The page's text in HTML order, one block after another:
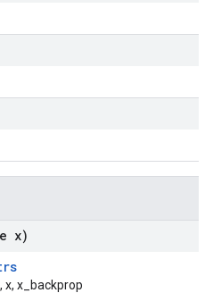
x)
x, x_backprop